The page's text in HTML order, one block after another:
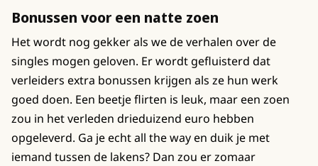
Bonussen voor een natte zoen
Het wordt nog gekker als we de verhalen over de
singles mogen geloven. Er wordt gefluisterd dat
verleiders extra bonussen krijgen als ze hun werk
goed doen. Een beetje flirten is leuk, maar een zoen
zou in het verleden drieduizend euro hebben
opgeleverd. Ga je echt all the way en duik je met
iemand tussen de lakens? Dan zou er zomaar